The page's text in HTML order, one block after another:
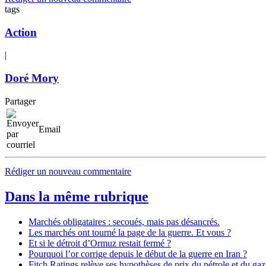
tags
Action
|
Doré Mory
Partager
Email
Rédiger un nouveau commentaire
Dans la même rubrique
Marchés obligataires : secoués, mais pas désancrés.
Les marchés ont tourné la page de la guerre. Et vous ?
Et si le détroit d’Ormuz restait fermé ?
Pourquoi l’or corrige depuis le début de la guerre en Iran ?